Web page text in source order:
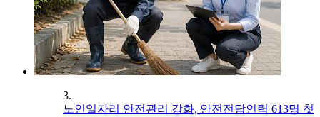
3.
노인일자리 안전관리 강화, 안전전담인력 613명 첫